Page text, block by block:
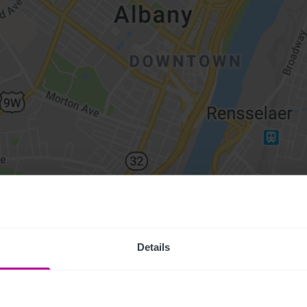
Details